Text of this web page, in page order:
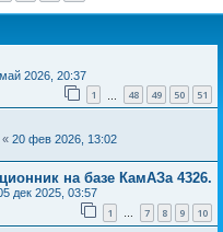
2026, 20:37
1 48 49 50 51
« 20 фев 2026, 13:02
на базе КамАЗа 4326.
дек 2025, 03:57
1 … 7 8 9 10